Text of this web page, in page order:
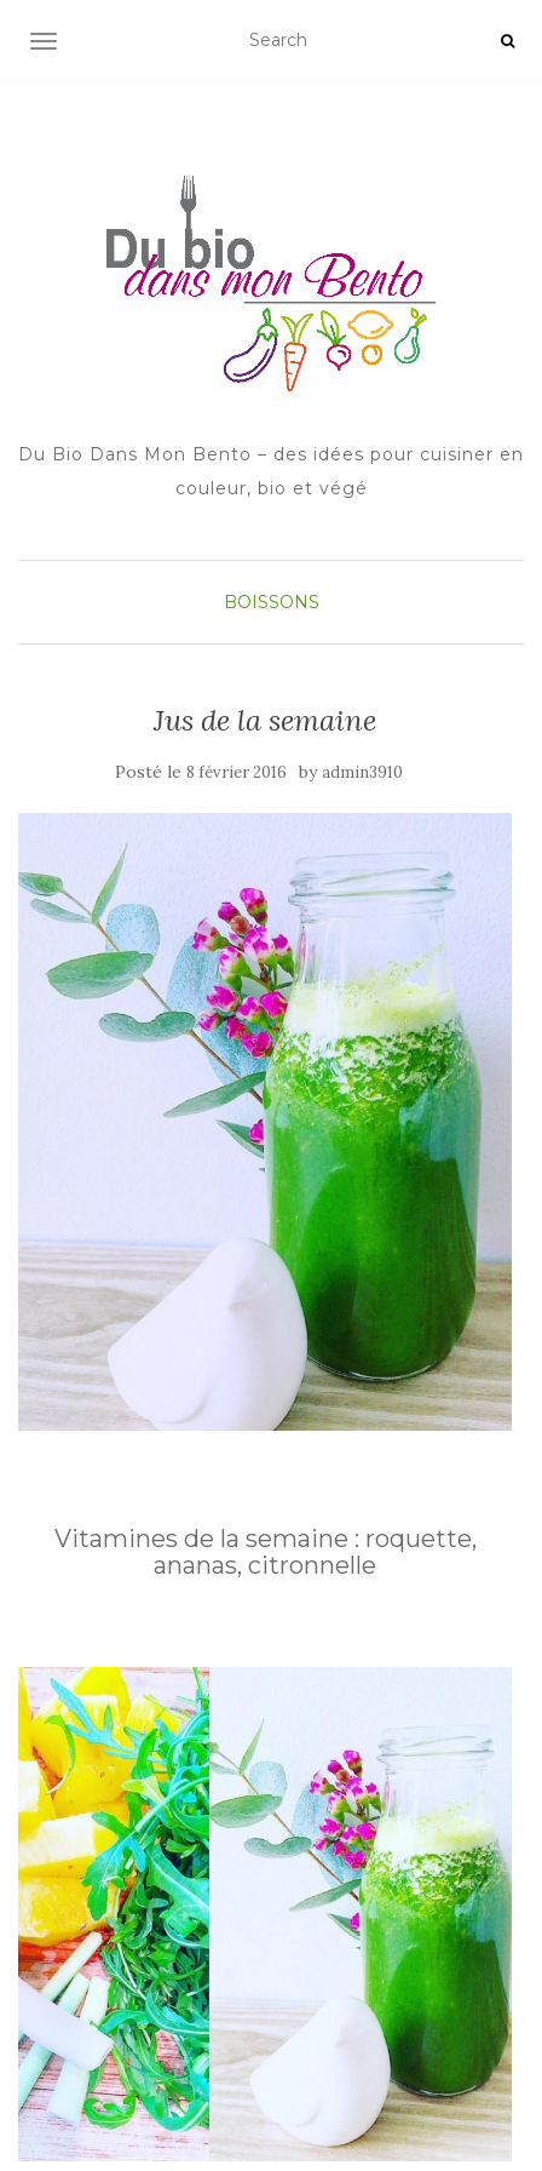
AFFICHER/MASQUER LA NAVIGATION
Du Bio Dans Mon Bento – des idées pour cuisiner en
couleur, bio et végé
BOISSONS
Jus de la semaine
Posté le 8 février 2016 byadmin3910
Vitamines de la semaine : roquette,
ananas, citronnelle